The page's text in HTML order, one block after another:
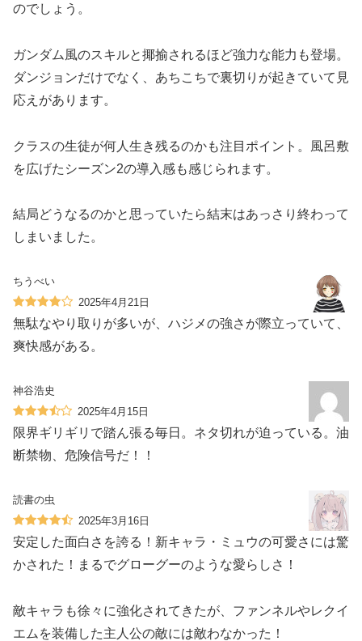
のでしょう。
ガンダム風のスキルと揶揄されるほど強力な能力も登場。
ダンジョンだけでなく、あちこちで裏切りが起きていて見
応えがあります。
クラスの生徒が何人生き残るのかも注目ポイント。風呂敷
を広げたシーズン2の導入感も感じられます。
結局どうなるのかと思っていたら結末はあっさり終わって
しまいました。
ちうべい
2025年4月21日
無駄なやり取りが多いが、ハジメの強さが際立っていて、
爽快感がある。
神谷浩史
2025年4月15日
限界ギリギリで踏ん張る毎日。ネタ切れが迫っている。油
断禁物、危険信号だ！！
読書の虫
2025年3月16日
安定した面白さを誇る！新キャラ・ミュウの可愛さには驚
かされた！まるでグローグーのような愛らしさ！
敵キャラも徐々に強化されてきたが、ファンネルやレクイ
エムを装備した主人公の敵には敵わなかった！